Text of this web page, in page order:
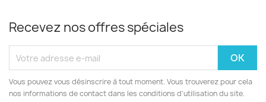
Recevez nos offres spéciales
Vous pouvez vous désinscrire à tout moment. Vous trouverez pour cela
nos informations de contact dans les conditions d'utilisation du site.